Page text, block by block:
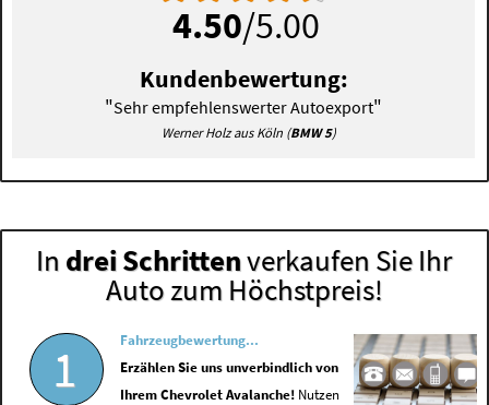
4.50/5.00
Kundenbewertung:
"Sehr empfehlenswerter Autoexport"
Werner Holz aus Köln (BMW 5)
In drei Schrittenverkaufen Sie Ihr
Auto zum Höchstpreis!
1
Fahrzeugbewertung...
Erzählen Sie uns unverbindlich von
Ihrem Chevrolet Avalanche! Nutzen